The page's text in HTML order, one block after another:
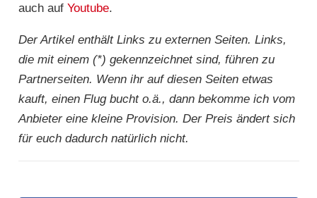
auch auf Youtube.
Der Artikel enthält Links zu externen Seiten. Links,
die mit einem (*) gekennzeichnet sind, führen zu
Partnerseiten. Wenn ihr auf diesen Seiten etwas
kauft, einen Flug bucht o.ä., dann bekomme ich vom
Anbieter eine kleine Provision. Der Preis ändert sich
für euch dadurch natürlich nicht.